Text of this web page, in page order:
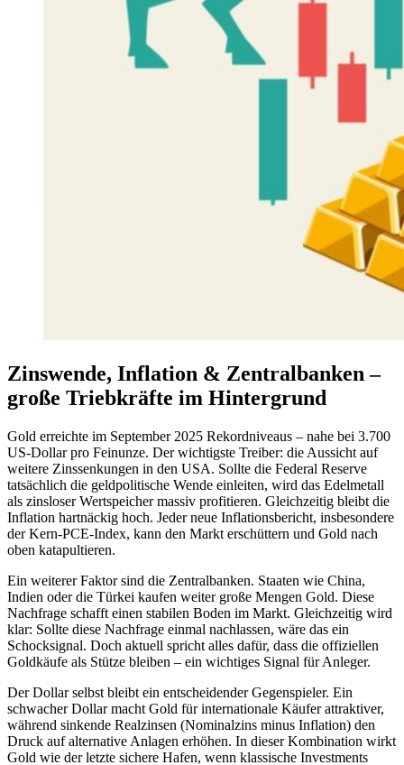
Zinswende, Inflation & Zentralbanken –
große Triebkräfte im Hintergrund
Gold erreichte im September 2025 Rekordniveaus – nahe bei 3.700
US-Dollar pro Feinunze. Der wichtigste Treiber: die Aussicht auf
weitere Zinssenkungen in den USA. Sollte die Federal Reserve
tatsächlich die geldpolitische Wende einleiten, wird das Edelmetall
als zinsloser Wertspeicher massiv profitieren. Gleichzeitig bleibt die
Inflation hartnäckig hoch. Jeder neue Inflationsbericht, insbesondere
der Kern-PCE-Index, kann den Markt erschüttern und Gold nach
oben katapultieren.
Ein weiterer Faktor sind die Zentralbanken. Staaten wie China,
Indien oder die Türkei kaufen weiter große Mengen Gold. Diese
Nachfrage schafft einen stabilen Boden im Markt. Gleichzeitig wird
klar: Sollte diese Nachfrage einmal nachlassen, wäre das ein
Schocksignal. Doch aktuell spricht alles dafür, dass die offiziellen
Goldkäufe als Stütze bleiben – ein wichtiges Signal für Anleger.
Der Dollar selbst bleibt ein entscheidender Gegenspieler. Ein
schwacher Dollar macht Gold für internationale Käufer attraktiver,
während sinkende Realzinsen (Nominalzins minus Inflation) den
Druck auf alternative Anlagen erhöhen. In dieser Kombination wirkt
Gold wie der letzte sichere Hafen, wenn klassische Investments